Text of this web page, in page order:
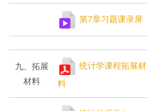
第7章习题课录屏
九、拓展
材料
统计学课程拓展材
料